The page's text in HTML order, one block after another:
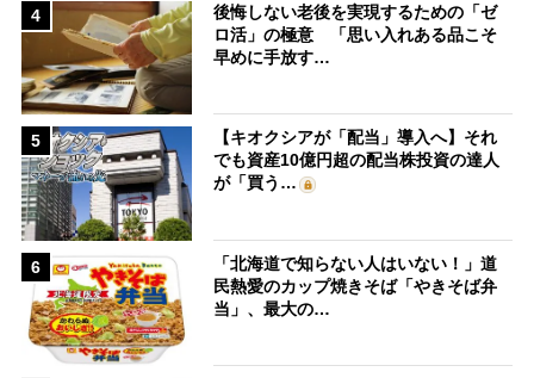
4
後悔しない老後を実現するための「ゼ
ロ活」の極意 「思い入れある品こそ
早めに手放す…
5
【キオクシアが「配当」導入へ】それ
でも資産10億円超の配当株投資の達人
が「買う…
6
「北海道で知らない人はいない！」道
民熱愛のカップ焼きそば「やきそば弁
当」、最大の…